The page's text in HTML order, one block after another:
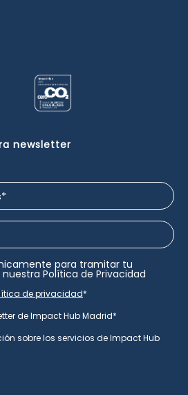
newsletter
para tramitar tu
Política de Privacidad
de privacidad*
de Impact Hub Madrid*
sobre los servicios de Impact Hub